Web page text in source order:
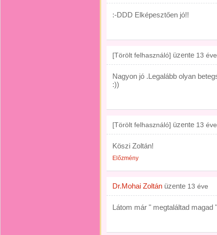
:-DDD Elképesztően jó!!
[Törölt felhasználó] üzente 13 éve
Nagyon jó .Legalább olyan
:))
[Törölt felhasználó] üzente 13 éve
Köszi Zoltán!
Előzmény
Dr.Mohai Zoltán üzente 13 éve
Látom már " megtaláltad magad